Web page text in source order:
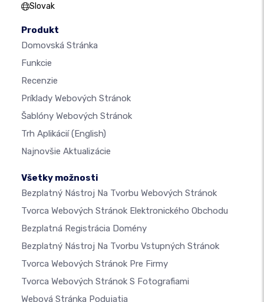
Slovak
Produkt
Domovská Stránka
Funkcie
Recenzie
Príklady Webových Stránok
Šablóny Webových Stránok
Trh Aplikácií(English)
Najnovšie Aktualizácie
Všetky možnosti
Bezplatný Nástroj Na Tvorbu Webových Stránok
Tvorca Webových Stránok Elektronického Obchodu
Bezplatná Registrácia Domény
Bezplatný Nástroj Na Tvorbu Vstupných Stránok
Tvorca Webových Stránok Pre Firmy
Tvorca Webových Stránok S Fotografiami
Webová Stránka Podujatia